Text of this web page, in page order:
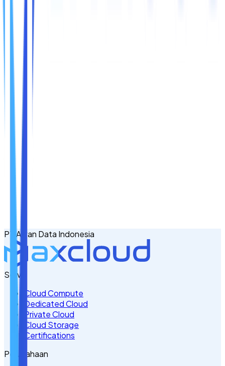
No. Handphone
Tulis Kebutuhan Anda di Sini
PT Awan Data Indonesia
Servis
Cloud Compute
Dedicated Cloud
Private Cloud
Cloud Storage
Certifications
Perusahaan